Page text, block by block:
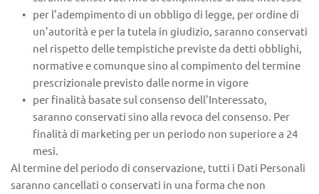
per l’adempimento di un obbligo di legge, per ordine di
un’autorità e per la tutela in giudizio, saranno conservati
nel rispetto delle tempistiche previste da detti obblighi,
normative e comunque sino al compimento del termine
prescrizionale previsto dalle norme in vigore
per finalità basate sul consenso dell’Interessato,
saranno conservati sino alla revoca del consenso. Per
finalità di marketing per un periodo non superiore a 24
mesi.
Al termine del periodo di conservazione, tutti i Dati Personali
saranno cancellati o conservati in una forma che non